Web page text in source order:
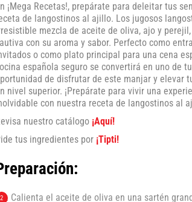
¡Mega Recetas!, prepárate para deleitar tus
de langostinos al ajillo. Los jugosos
mezcla de aceite de oliva, ajo y
con su aroma y sabor. Perfecto como
o como plato principal para una cena
española seguro se convertirá en uno de
de disfrutar de este manjar y elevar
nivel superior. ¡Prepárate para vivir una
con nuestra receta de langostinos al
nuestro catálogo ¡Aquí!
tus ingredientes por ¡Tipti!
Calienta el aceite de oliva en una sartén